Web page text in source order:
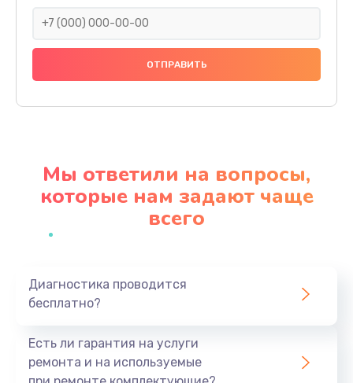
Замена праймера
1000 руб.
Заказать
Профилактическая чистка
Заказать
Мы ответили на вопросы,
которые нам задают чаще
всего
Диагностика проводится
бесплатно?
Есть ли гарантия на услуги
ремонта и на используемые